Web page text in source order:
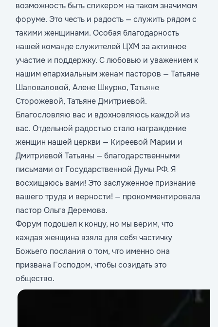
возможность быть спикером на таком значимом
форуме. Это честь и радость — служить рядом с
такими женщинами. Особая благодарность
нашей команде служителей ЦХМ за активное
участие и поддержку. С любовью и уважением к
нашим епархиальным женам пасторов — Татьяне
Шаповаловой, Алене Шкурко, Татьяне
Сторожевой, Татьяне Дмитриевой.
Благословляю вас и вдохновляюсь каждой из
вас. Отдельной радостью стало награждение
женщин нашей церкви — Киреевой Марии и
Дмитриевой Татьяны — благодарственными
письмами от Государственной Думы РФ. Я
восхищаюсь вами! Это заслуженное признание
вашего труда и верности! — прокомментировала
пастор Ольга Деремова.
Форум подошел к концу, но мы верим, что
каждая женщина взяла для себя частичку
Божьего послания о том, что именно она
призвана Господом, чтобы созидать это
общество.